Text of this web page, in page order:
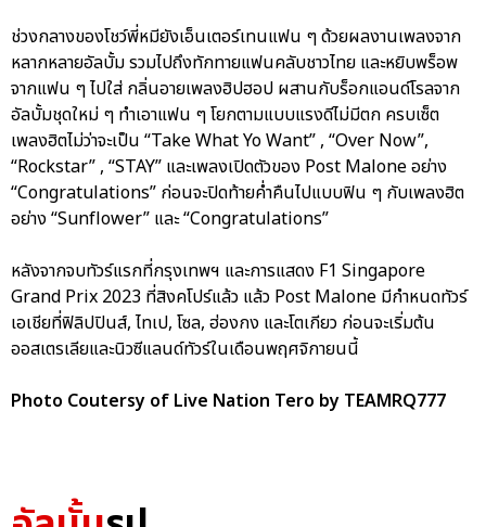
ช่วงกลางของโชว์พี่หมียังเอ็นเตอร์เทนแฟน ๆ ด้วยผลงานเพลงจาก
หลากหลายอัลบั้ม รวมไปถึงทักทายแฟนคลับชาวไทย และหยิบพร็อพ
จากแฟน ๆ ไปใส่ กลิ่นอายเพลงฮิปฮอป ผสานกับร็อกแอนด์โรลจาก
อัลบั้มชุดใหม่ ๆ ทำเอาแฟน ๆ โยกตามแบบแรงดีไม่มีตก ครบเซ็ต
เพลงฮิตไม่ว่าจะเป็น “Take What Yo Want” , “Over Now”,
“Rockstar” , “STAY” และเพลงเปิดตัวของ Post Malone อย่าง
“Congratulations” ก่อนจะปิดท้ายค่ำคืนไปแบบฟิน ๆ กับเพลงฮิต
อย่าง “Sunflower” และ “Congratulations”
หลังจากจบทัวร์แรกที่กรุงเทพฯ และการแสดง F1 Singapore
Grand Prix 2023 ที่สิงคโปร์แล้ว แล้ว Post Malone มีกำหนดทัวร์
เอเชียที่ฟิลิปปินส์, ไทเป, โซล, ฮ่องกง และโตเกียว ก่อนจะเริ่มต้น
ออสเตรเลียและนิวซีแลนด์ทัวร์ในเดือนพฤศจิกายนนี้
Photo Coutersy of Live Nation Tero by TEAMRQ777